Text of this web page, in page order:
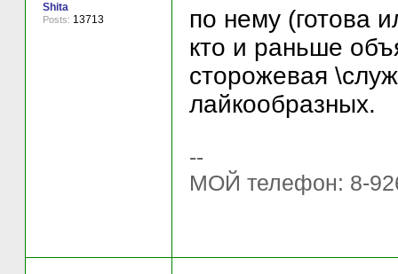
Shita
Posts: 13713
по нему (готова
кто и раньше
сторожевая
лайкообразных.
--
МОЙ телефон: 8-